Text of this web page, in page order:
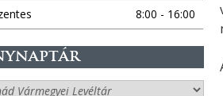
8:00 - 16:00